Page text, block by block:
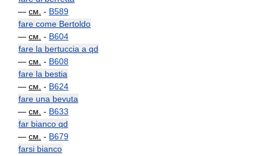
— см. - B589
fare come Bertoldo
— см. - B604
fare la bertuccia a qd
— см. - B608
fare la bestia
— см. - B624
fare una bevuta
— см. - B633
far bianco qd
— см. - B679
farsi bianco